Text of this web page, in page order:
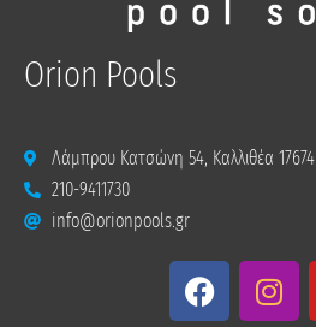
Orion Pools
Λάμπρου Κατσώνη 54, Καλλιθέα 17674
210-9411730
info@orionpools.gr
F
a
I
n